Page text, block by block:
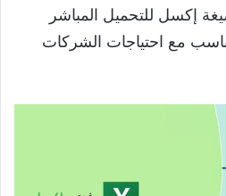
إكسل للتحميل المباشر
مع احتياجات الشركات